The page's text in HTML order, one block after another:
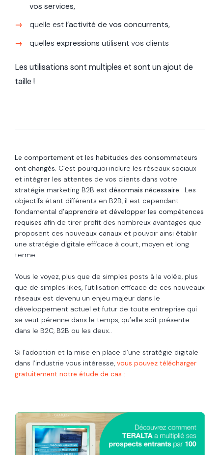
vos services,
quelle estl’activité de vos concurrents,
quelles expressions utilisent vos clients
Les utilisations sont multiples et sont un ajout de
taille !
Le comportement et les habitudes des consommateurs
ont changés. C’est pourquoi inclure les réseaux sociaux
et intégrer les attentes de vos clients dans votre
stratégie marketing B2B est désormais nécessaire. Les
objectifs étant différents en B2B, il est cependant
fondamental d’apprendre et développer les compétences
requises afin de tirer profit des nombreux avantages que
proposent ces nouveaux canaux et pouvoir ainsi établir
une stratégie digitale efficace à court, moyen et long
terme.
Vous le voyez, plus que de simples posts à la volée, plus
que de simples likes, l’utilisation efficace de ces nouveaux
réseaux est devenu un enjeu majeur dans le
développement actuel et futur de toute entreprise qui
se veut pérenne dans le temps, qu’elle soit présente
dans le B2C, B2B ou les deux..
Si l’adoption et la mise en place d’une stratégie digitale
dans l’industrie vous intéresse, vous pouvez télécharger
gratuitement notre étude de cas :